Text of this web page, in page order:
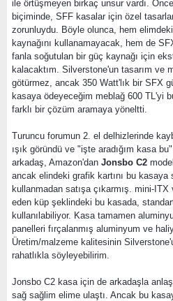
ile örtüşmeyen birkaç unsur vardı.
biçiminde, SFF kasalar için özel
zorunluydu. Böyle olunca, hem
kaynağını kullanamayacak, hem de
fanla soğutulan bir güç kaynağı için
kalacaktım. Silverstone'un tasarım ve
götürmez, ancak 350 Watt'lık bir SFX
kasaya ödeyeceğim meblağ 600 TL'yi
farklı bir çözüm aramaya yöneltti.
Turuncu forumun 2. el delhizlerinde
ışık göründü ve "işte aradığım kasa
arkadaş, Amazon'dan Jonsbo C2
ancak elindeki grafik kartını bu kasaya
kullanmadan satışa çıkarmış. mini-
eden küp şeklindeki bu kasada,
kullanılabiliyor. Kasa tamamen
panelleri fırçalanmış aluminyum ve
Üretim/malzeme kalitesinin
rahatlıkla söyleyebilirim.
Jonsbo C2 kasa için de arkadaşla
sağ sağlim elime ulaştı. Ancak bu